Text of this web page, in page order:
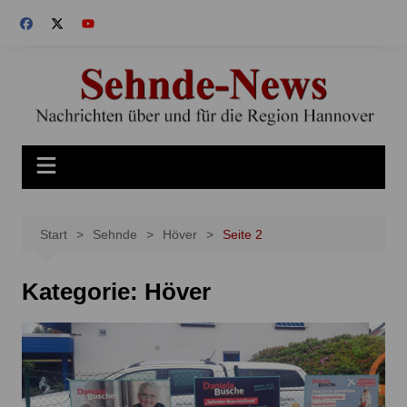
Inhalt
Start Sehnde Höver Seite 2
Kategorie: Höver